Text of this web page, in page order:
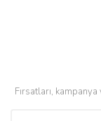
Fırsatları,